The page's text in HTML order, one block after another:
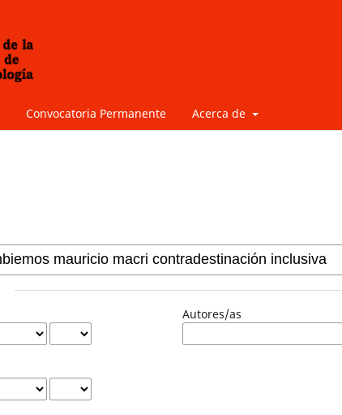
Convocatoria Permanente Acerca de
Autores/as